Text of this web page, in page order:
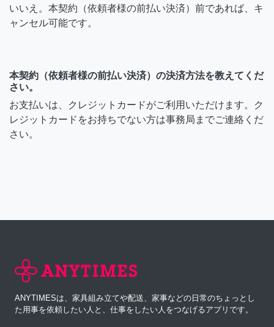
いいえ。本契約（依頼者様の前払い決済）前であれば、キ
ャンセル可能です。
本契約（依頼者様の前払い決済）の決済方法を教えてくだ
さい。
お支払いは、クレジットカードがご利用いただけます。ク
レジットカードをお持ちでない方は事務局までご連絡くだ
さい。
ANYTIMESは、家具組み立てや配送、家事などの日常のちょっとし
た用事を依頼したい人と、仕事をしたい人をつなげるアプリです。